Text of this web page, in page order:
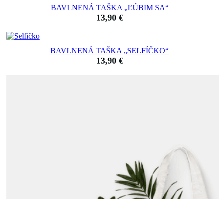
BAVLNENÁ TAŠKA „ĽÚBIM SA“
13,90 €
BAVLNENÁ TAŠKA „SELFÍČKO“
13,90 €